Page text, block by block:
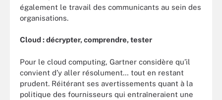
également le travail des communicants au sein des
organisations.
Cloud : décrypter, comprendre, tester
Pour le cloud computing, Gartner considère qu’il
convient d’y aller résolument… tout en restant
prudent. Réitérant ses avertissements quant à la
politique des fournisseurs qui entraîneraient une